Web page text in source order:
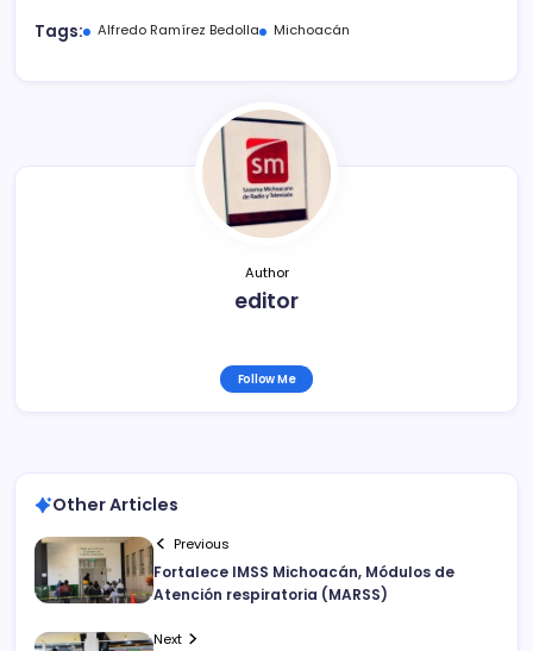
c ittai m
ar
tir
Tags: Alfredo Ramírez Bedolla Michoacán
Author
editor
Follow Me
Other Articles
Previous
Fortalece IMSS Michoacán, Módulos de
Atención respiratoria (MARSS)
Next